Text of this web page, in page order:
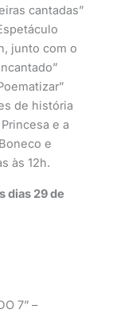
cantadas”
junto com o
de história
Princesa e a
e
às 12h.
dias 29 de
7” –